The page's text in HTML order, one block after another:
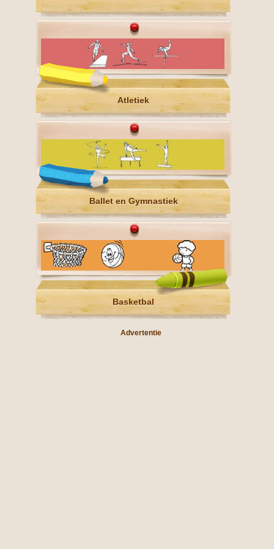
Atletiek
Ballet en Gymnastiek
Basketbal
Advertentie